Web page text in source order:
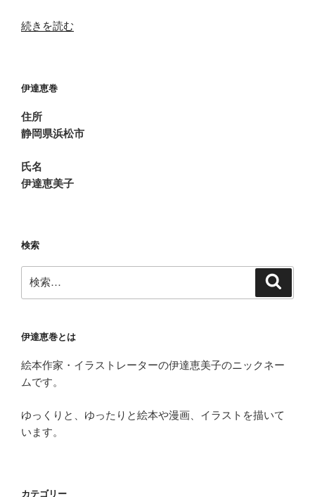
“日
あ
く
ま
私
の
す
の
続きを読む
伊達恵巻
住所
静岡県浜松市
氏名
伊達恵美子
検索
索:
伊達恵巻とは
絵本作家・イラストレーターの伊達恵美子のニックネー
ムです。
ゆっくりと、ゆったりと絵本や漫画、イラストを描いて
います。
カテゴリー